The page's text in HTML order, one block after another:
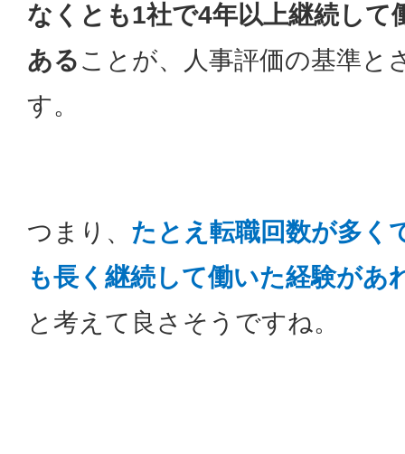
なくとも1社で4年以上継続して
あることが、人事評価の基準と
す。
つまり、 たとえ転職回数が多く
も長く継続して働いた経験があ
と考えて良さそうですね。